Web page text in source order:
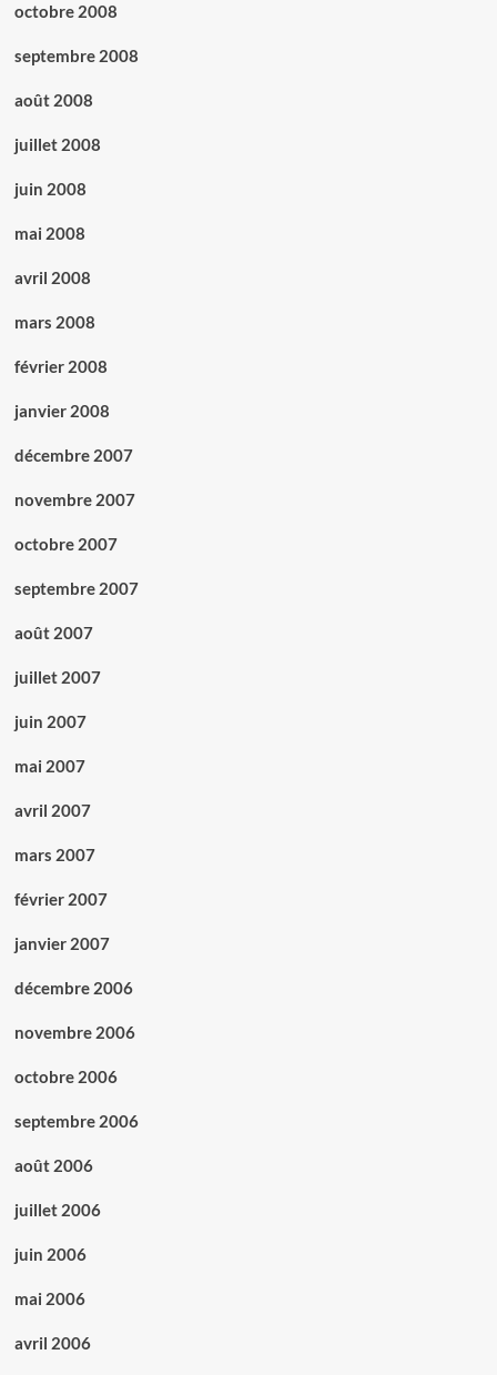
octobre 2008
septembre 2008
août 2008
juillet 2008
juin 2008
mai 2008
avril 2008
mars 2008
février 2008
janvier 2008
décembre 2007
novembre 2007
octobre 2007
septembre 2007
août 2007
juillet 2007
juin 2007
mai 2007
avril 2007
mars 2007
février 2007
janvier 2007
décembre 2006
novembre 2006
octobre 2006
septembre 2006
août 2006
juillet 2006
juin 2006
mai 2006
avril 2006